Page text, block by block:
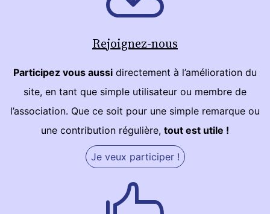
Rejoignez-nous
Participez vous aussi directement à l’amélioration du
site, en tant que simple utilisateur ou membre de
l’association. Que ce soit pour une simple remarque ou
une contribution régulière, tout est utile !
Je veux participer !